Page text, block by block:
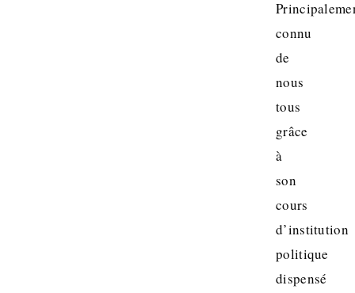
connu
de
nous
tous
grâce
à
son
cours
d’institution
politique
dispensé